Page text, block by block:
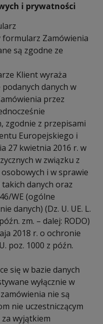
i prywatności
Zamówienia
są zgodne ze
Klient wyraża
danych w
przez
zgodnie z przepisami
Europejskiego i
27 kwietnia 2016 r. w
w związku z
i w sprawie
danych oraz
WE (ogólne
danych) (Dz. U. UE. L.
zm. – dalej: RODO)
2018 r. o ochronie
poz. 1000 z późn.
się w bazie danych
wyłącznie w
nie są
nie uczestniczącym
wyjątkiem